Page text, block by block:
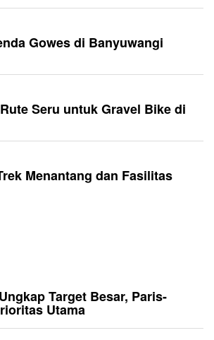
Gowes di Banyuwangi
Seru untuk Gravel Bike di
Menantang dan Fasilitas
Target Besar, Paris-
Utama